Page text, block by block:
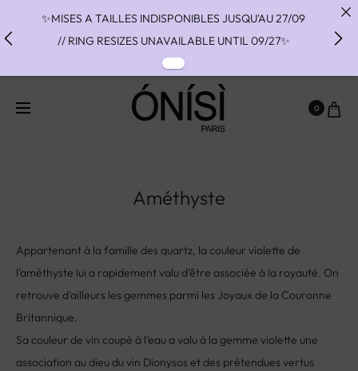
0
Améthyste
Appartenant à la famille des quartz, la couleur violette de
l’améthyste lui a rapidement valu d’être associée à la royauté. On
retrouve d’ailleurs les gemmes parmi les Joyaux de la Couronne
Britannique.
Sa couleur de vin coupé à l’eau a valu à la gemme violette une
association au dieu du vin Dionysos et des prétendues vertus
✨MISES A TAILLES INDISPONIBLES JUSQU'AU 27/09
// RING RESIZES UNAVAILABLE UNTIL 09/27✨
✨ FAST SHIPPING TO THE US WITH DHL EXPRESS -
NO SUPRISE DUTIES AT DELIVERY ✨
✨ PAIEMENT EN 3 OU 4 FOIS SANS FRAIS AVEC